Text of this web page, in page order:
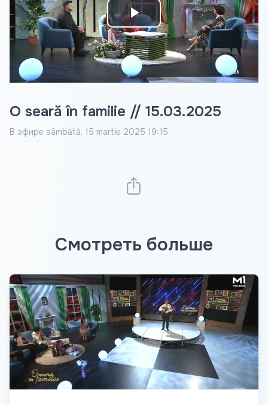
Play
Video
O seară în familie // 15.03.2025
В эфире sâmbătă, 15 martie 2025 19:15
Смотреть больше